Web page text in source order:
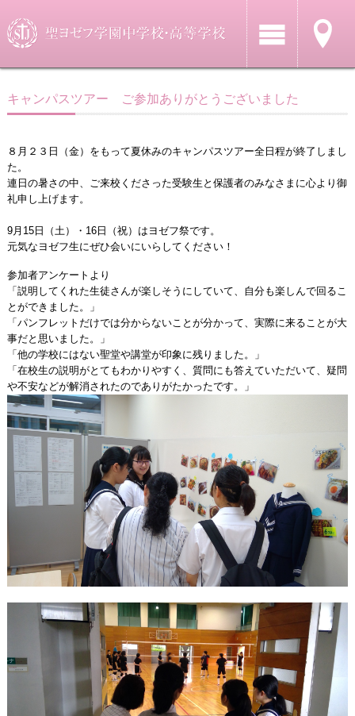
キャンパスツアー ご参加ありがとうございました
８月２３日（金）をもって夏休みのキャンパスツアー全日程が終了しまし
た。
連日の暑さの中、ご来校くださった受験生と保護者のみなさまに心より御
礼申し上げます。
9月15日（土）・16日（祝）はヨゼフ祭です。
元気なヨゼフ生にぜひ会いにいらしてください！
参加者アンケートより
「説明してくれた生徒さんが楽しそうにしていて、自分も楽しんで回るこ
とができました。」
「パンフレットだけでは分からないことが分かって、実際に来ることが大
事だと思いました。」
「他の学校にはない聖堂や講堂が印象に残りました。」
「在校生の説明がとてもわかりやすく、質問にも答えていただいて、疑問
や不安などが解消されたのでありがたかったです。」